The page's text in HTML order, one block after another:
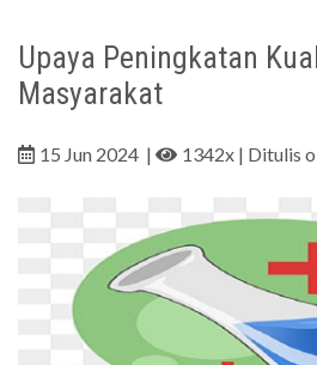
Upaya Peningkatan
Masyarakat
15 Jun 2024 | 1342x | Ditulis